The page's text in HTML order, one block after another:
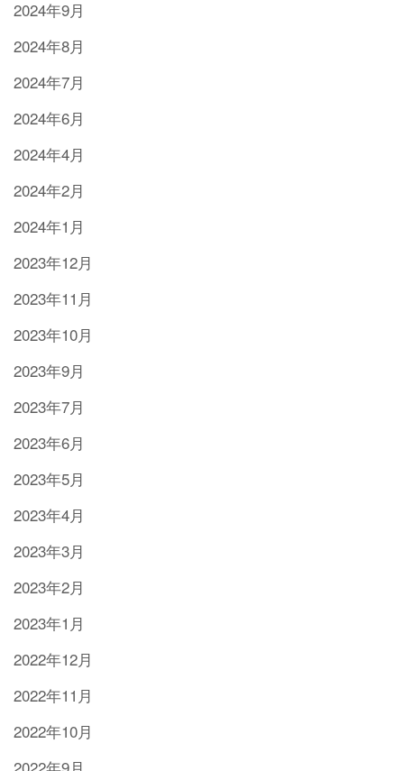
2024年9月
2024年8月
2024年7月
2024年6月
2024年4月
2024年2月
2024年1月
2023年12月
2023年11月
2023年10月
2023年9月
2023年7月
2023年6月
2023年5月
2023年4月
2023年3月
2023年2月
2023年1月
2022年12月
2022年11月
2022年10月
2022年9月